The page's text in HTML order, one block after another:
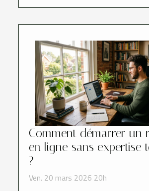
Comment démarrer un
en ligne sans expertise
?
Ven. 20 mars 2026 20h